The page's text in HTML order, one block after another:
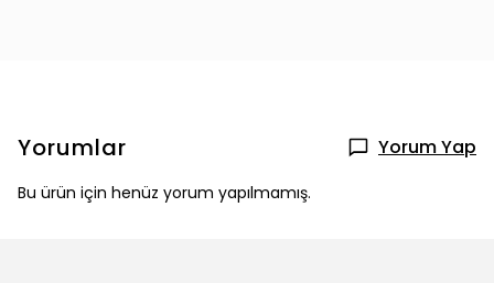
Yorumlar Yorum Yap
Bu ürün için henüz yorum yapılmamış.